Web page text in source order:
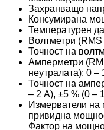
Захранващо
Консумирана
Температурен
Волтметри
Точност на
Амперметри
неутралата): 0 –
Точност на
– 2 A), ±5 % (0 –
Измерватели на
привидна
Фактор на